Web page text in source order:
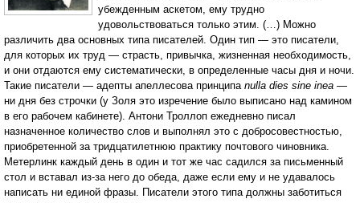
убежденным аскетом, ему трудно
удовольствоваться только этим. (…) Можно
различить два основных типа писателей. Один тип — это писатели,
для которых их труд — страсть, привычка, жизненная необходимость,
и они отдаются ему систематически, в определенные часы дня и ночи.
Такие писатели — адепты апеллесова принципа nulla dies sine inea —
ни дня без строчки (у Золя это изречение было выписано над камином
в его рабочем кабинете). Антони Троллоп ежедневно писал
назначенное количество слов и выполнял это с добросовестностью,
приобретенной за тридцатилетнюю практику почтового чиновника.
Метерлинк каждый день в один и тот же час садился за письменный
стол и вставал из-за него до обеда, даже если ему и не удавалось
написать ни единой фразы. Писатели этого типа должны заботиться